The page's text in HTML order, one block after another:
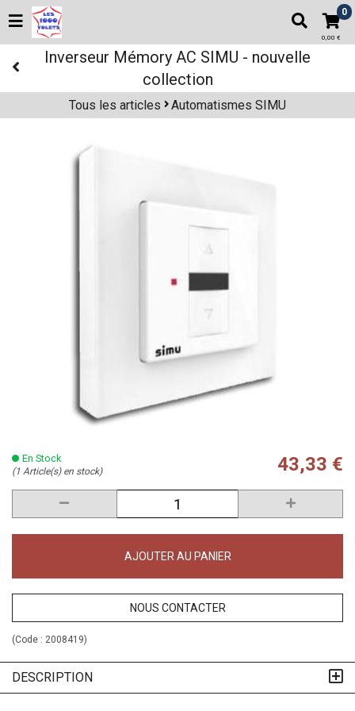
0
0,00 €
Inverseur Mémory AC SIMU - nouvelle
collection
Tous les articles Automatismes SIMU
En Stock
(1 Article(s) en stock) 43,33 €
AJOUTER AU PANIER
NOUS CONTACTER
(Code : 2008419)
DESCRIPTION